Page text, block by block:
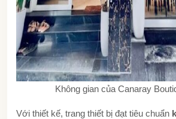
Không gian của Canaray
Với thiết kế, trang thiết bị đạt tiêu chuẩn